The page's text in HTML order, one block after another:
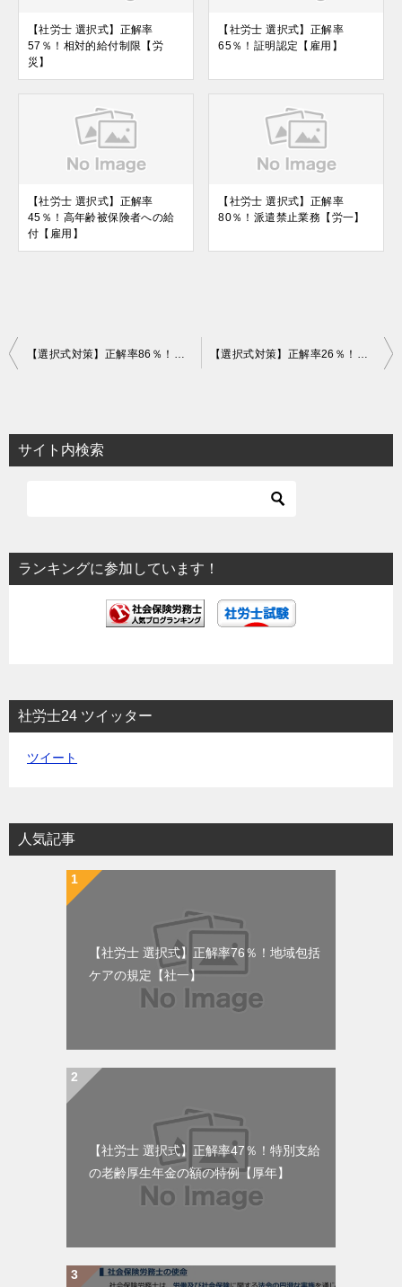
【社労士 選択式】正解率
57％！相対的給付制限【労
災】
【社労士 選択式】正解率
65％！証明認定【雇用】
【社労士 選択式】正解率
45％！高年齢被保険者への給
付【雇用】
【社労士 選択式】正解率
80％！派遣禁止業務【労一】
投
ビ
ゲ
ョ
ン
サイト内検索
ランキングに参加しています！
社労士24 ツイッター
ツイート
人気記事
【社労士 選択式】正解率76％！地域包括
ケアの規定【社一】
【社労士 選択式】正解率47％！特別支給
の老齢厚生年金の額の特例【厚年】